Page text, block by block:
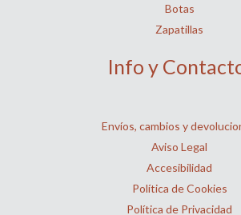
Botas
Zapatillas
Info y
Envíos, cambios y
Aviso Legal
Accesibilidad
Política de Cookies
Política de Privacidad